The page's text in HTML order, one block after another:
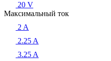
20 V
Максимальный ток
2 A
2.25 A
3.25 A